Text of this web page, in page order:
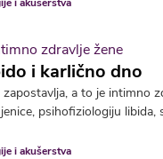
i akušerstva
i karlično dno
a to je intimno
psihofiziologiju libida,
i akušerstva